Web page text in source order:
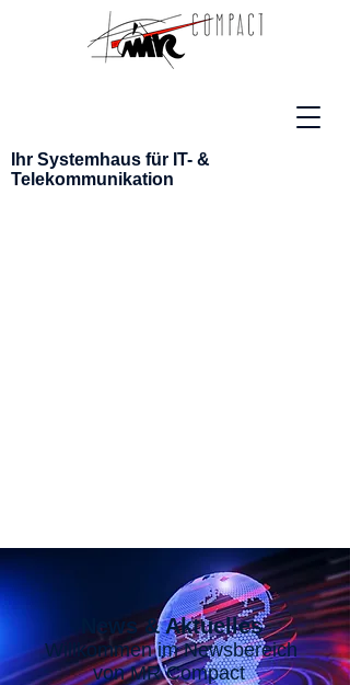
Ihr Systemhaus für IT- &
Telekommunikation
News & Aktuelles
Willkommen im Newsbereich
von MR Compact